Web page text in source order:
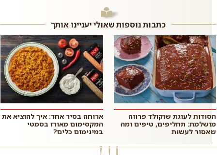
מש מונבטת ה...
משביע וסופר פשוט וזריז להכנה
בזכות...
כתבות נוספות שאולי יעניינו אותך
הסודות לעוגת שוקולד פרווה
מושלמת: תחליפים, טיפים ומה
שאסור לעשות
ארוחה בסיר אחד: איך להוציא את
המקסימום מאורז בסמטי
במינימום כלים?